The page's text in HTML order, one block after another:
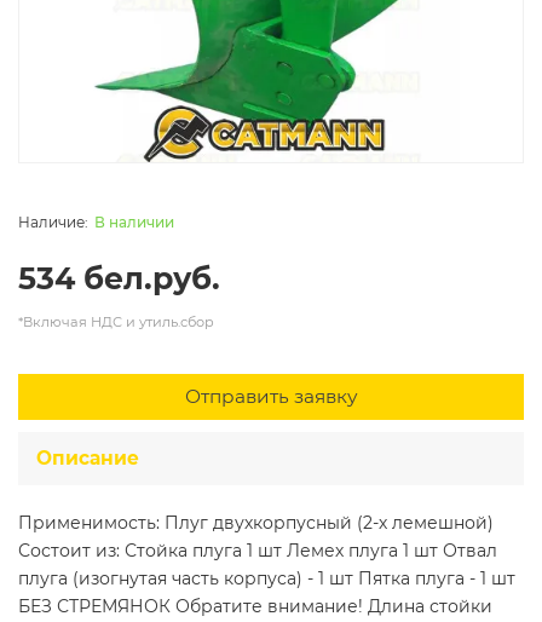
В наличии
534 бел.руб.
*Включая НДС и утиль.сбор
Отправить заявку
Описание
Применимость: Плуг двухкорпусный (2-х лемешной)
Состоит из: Стойка плуга 1 шт Лемех плуга 1 шт Отвал
плуга (изогнутая часть корпуса) - 1 шт Пятка плуга - 1 шт
БЕЗ СТРЕМЯНОК Обратите внимание! Длина стойки